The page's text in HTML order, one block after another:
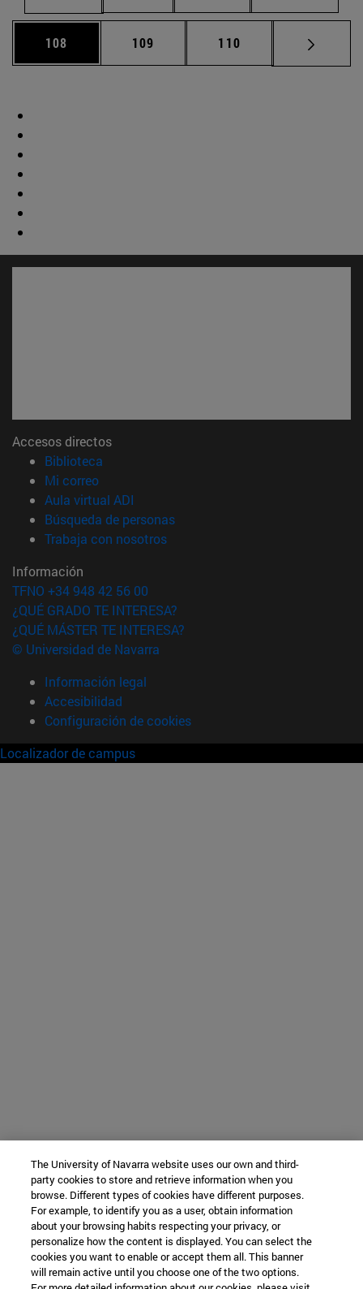
Página
108 Página
109 Página
110
Accesos directos
Biblioteca
Mi correo(abre en nueva ventana)
Aula virtual ADI
Búsqueda de personas(abre en nueva ventana)
Trabaja con nosotros(abre en nueva ventana)
Información
TFNO +34 948 42 56 00
¿QUÉ GRADO TE INTERESA?
¿QUÉ MÁSTER TE INTERESA?
© Universidad de Navarra
Información legal
Accesibilidad
Configuración de cookies
Localizador de campus
The University of Navarra website uses our own and third-
party cookies to store and retrieve information when you
browse. Different types of cookies have different purposes.
For example, to identify you as a user, obtain information
about your browsing habits respecting your privacy, or
personalize how the content is displayed. You can select the
cookies you want to enable or accept them all. This banner
will remain active until you choose one of the two options.